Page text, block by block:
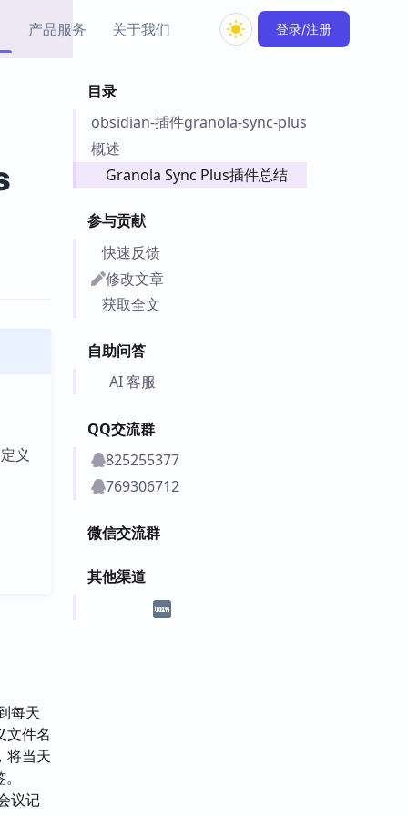
产品服务
出品的闪念笔记
Obsidian 教程
关于我们 登录/注册
目录
obsidian-插件granola-sync-plus
概述
Granola Sync Plus插件总结
参与贡献
快速反馈
修改文章
获取全文
自助问答
AI 客服
QQ交流群
825255377
769306712
微信交流群
其他渠道
义
每天
文件名
将当天
议记